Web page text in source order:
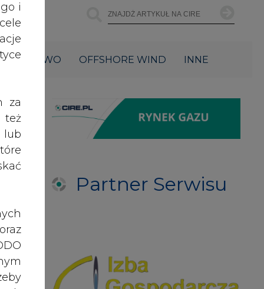
OFFSHORE WIND INNE
i
za
też
lub
Partner Serwisu